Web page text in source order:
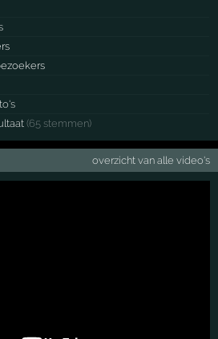
(65 stemmen)
overzicht van alle video's